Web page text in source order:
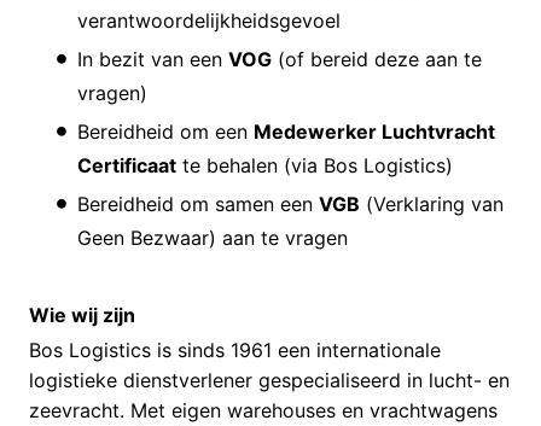
verantwoordelijkheidsgevoel
In bezit van een VOG (of bereid deze aan te
vragen)
Bereidheid om een Medewerker Luchtvracht
Certificaat te behalen (via Bos Logistics)
Bereidheid om samen een VGB (Verklaring van
Geen Bezwaar) aan te vragen
Wie wij zijn
Bos Logistics is sinds 1961 een internationale
logistieke dienstverlener gespecialiseerd in lucht- en
zeevracht. Met eigen warehouses en vrachtwagens